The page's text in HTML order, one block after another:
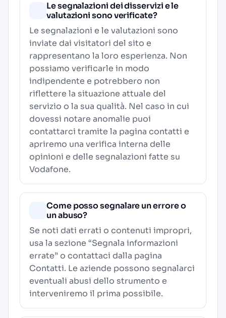
Le segnalazioni dei disservizi e le
valutazioni sono verificate?
Le segnalazioni e le valutazioni sono
inviate dai visitatori del sito e
rappresentano la loro esperienza. Non
possiamo verificarle in modo
indipendente e potrebbero non
riflettere la situazione attuale del
servizio o la sua qualità. Nel caso in cui
dovessi notare anomalie puoi
contattarci tramite la pagina contatti e
apriremo una verifica interna delle
opinioni e delle segnalazioni fatte su
Vodafone.
Come posso segnalare un errore o
un abuso?
Se noti dati errati o contenuti impropri,
usa la sezione “Segnala informazioni
errate” o contattaci dalla pagina
Contatti. Le aziende possono segnalarci
eventuali abusi dello strumento e
interveniremo il prima possibile.